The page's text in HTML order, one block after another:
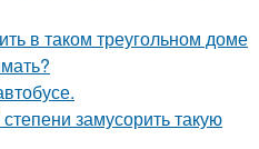
в таком треугольном доме
замусорить такую